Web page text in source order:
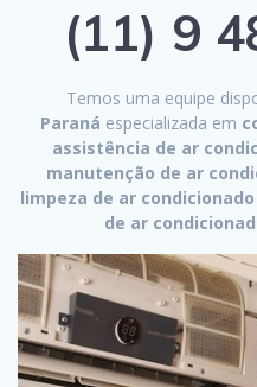
(11) 9
Temos uma equipe
Paraná especializada em
assistência de ar
manutenção de ar
limpeza de ar
de ar